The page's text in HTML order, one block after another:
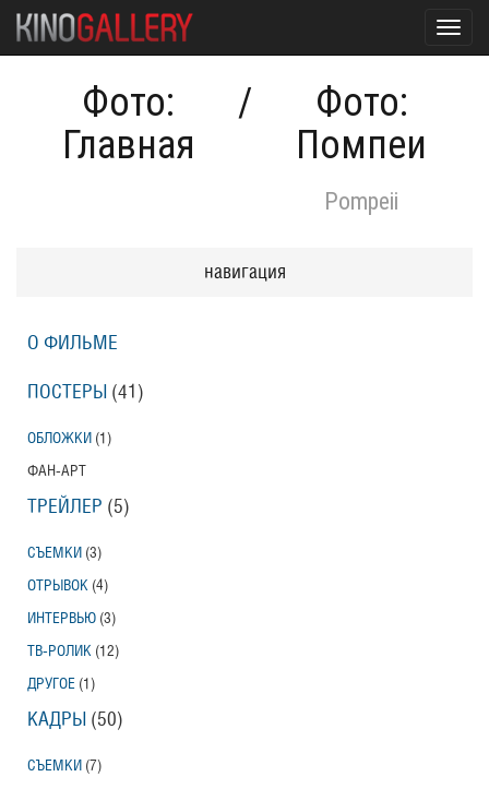
Фото:
Главная
/
Фото:
Помпеи
Pompeii
навигация
О ФИЛЬМЕ
ПОСТЕРЫ (41)
ОБЛОЖКИ (1)
ФАН-АРТ
ТРЕЙЛЕР (5)
СЪЕМКИ (3)
ОТРЫВОК (4)
ИНТЕРВЬЮ (3)
ТВ-РОЛИК (12)
ДРУГОЕ (1)
КАДРЫ (50)
СЪЕМКИ (7)